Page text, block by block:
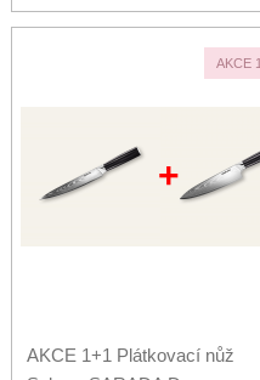
AKCE
+
AKCE 1+1 Plátkovací nůž